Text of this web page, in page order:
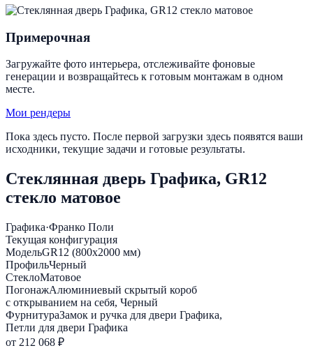
Примерочная
Загружайте фото интерьера, отслеживайте фоновые
генерации и возвращайтесь к готовым монтажам в одном
месте.
Мои рендеры
Пока здесь пусто. После первой загрузки здесь появятся ваши
исходники, текущие задачи и готовые результаты.
Стеклянная дверь Графика, GR12
стекло матовое
Графика·Франко Поли
Текущая конфигурация
МодельGR12 (800х2000 мм)
ПрофильЧерный
СтеклоМатовое
ПогонажАлюминиевый скрытый короб
с открыванием на себя, Черный
ФурнитураЗамок и ручка для двери Графика,
Петли для двери Графика
от 212 068 ₽